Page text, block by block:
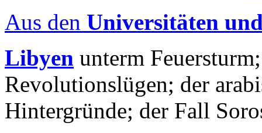
Aus den Universitäten
Libyen unterm
Revolutionslügen; der
Hintergründe; der Fall